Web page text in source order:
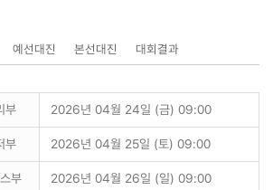
예선대진 본선대진 대회결과
부 2026년 04월 24일 (금) 09:00
부 2026년 04월 25일 (토) 09:00
부 2026년 04월 26일 (일) 09:00